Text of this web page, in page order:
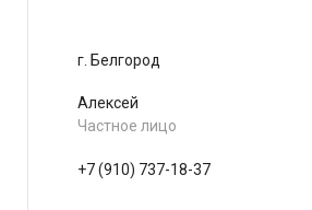
г. Белгород
Алексей
Частное лицо
+7 (910) 737-18-37